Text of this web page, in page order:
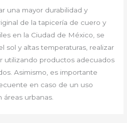
una mayor durabilidad y
de la tapicería de cuero y
en la Ciudad de México, se
sol y altas temperaturas, realizar
utilizando productos adecuados
Asimismo, es importante
en caso de un uso
urbanas.